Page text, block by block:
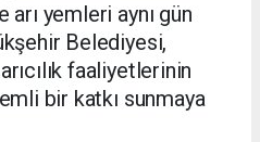
yemleri aynı gün
Belediyesi,
faaliyetlerinin
bir katkı sunmaya